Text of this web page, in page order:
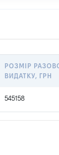
РОЗМІР
ВИДАТКУ, ГРН
545158